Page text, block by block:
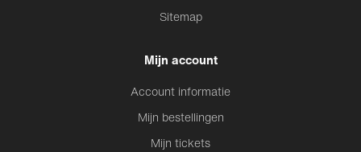
Sitemap
Mijn account
Account informatie
Mijn bestellingen
Mijn tickets